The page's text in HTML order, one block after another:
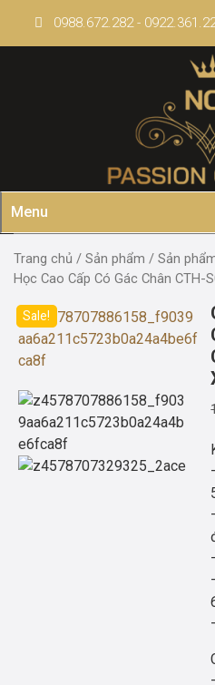
0988.672.282 -
Menu
Trang chủ / Sản phẩm / Sản
Học Cao Cấp Có Gác Chân CTH-
Sale!